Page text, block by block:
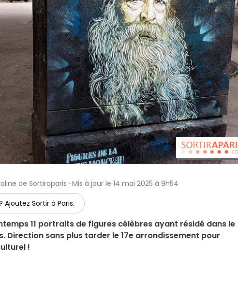
de Sortiraparis · Mis à jour le 14 mai 2025 à 9h54
Sortir à Paris.
11 portraits de figures célèbres ayant résidé dans le
Direction sans plus tarder le 17e arrondissement pour
!